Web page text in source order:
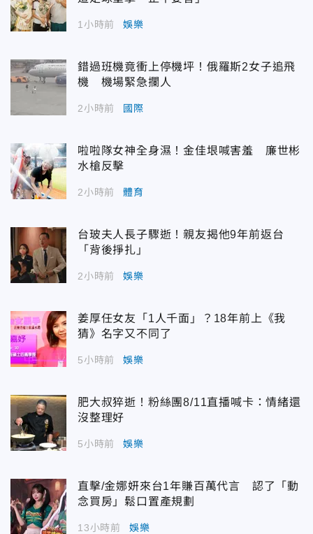
1小時前 娛樂
錯過班機竟衝上停機坪！俄羅斯2女子追飛
機 機場緊急攔人
2小時前 國際
啦啦隊女神全身濕！金佳垠喊害羞 廉世彬
水槍反擊
2小時前 體育
台玻夫人長子驟逝！親友揭他9年前返台
「背後掙扎」
2小時前 娛樂
姜厚任女友「1人千面」？18年前上《我
猜》名字又不同了
5小時前 娛樂
肥大叔猝逝！粉絲團8/11直播喊卡：情緒還
沒整理好
5小時前 娛樂
直擊/金娜妍來台1年賺百萬代言 認了「動
念買房」鬆口置產規劃
13小時前 娛樂